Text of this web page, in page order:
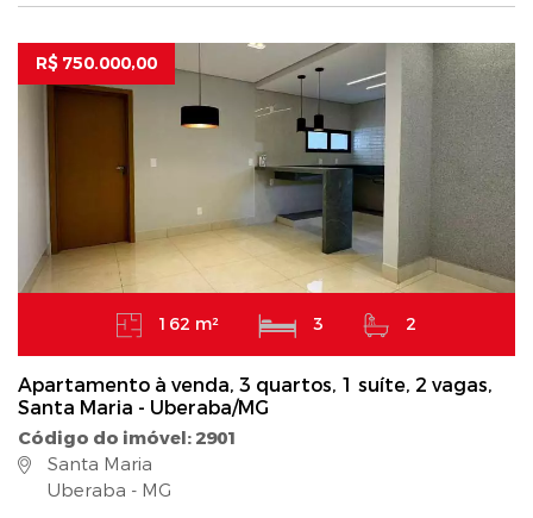
R$ 750.000,00
162 m² 3 2
Apartamento à venda, 3 quartos, 1 suíte, 2 vagas,
Santa Maria - Uberaba/MG
Código do imóvel: 2901
Santa Maria
Uberaba - MG